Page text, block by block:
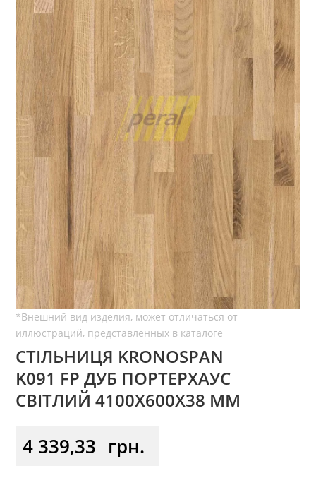
СТІЛЬНИЦЯ KRONOSPAN
K091 FP ДУБ ПОРТЕРХАУС
СВІТЛИЙ 4100X600X38 ММ
4 339,33 грн.